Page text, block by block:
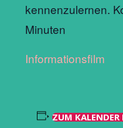
kennenzulernen.
Minuten
Informationsfilm
ZUM